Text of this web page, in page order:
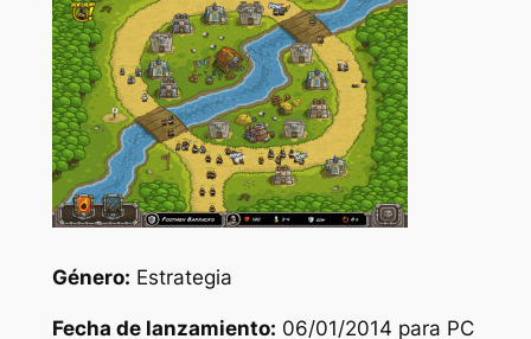
Género: Estrategia
Fecha de lanzamiento: 06/01/2014 para PC